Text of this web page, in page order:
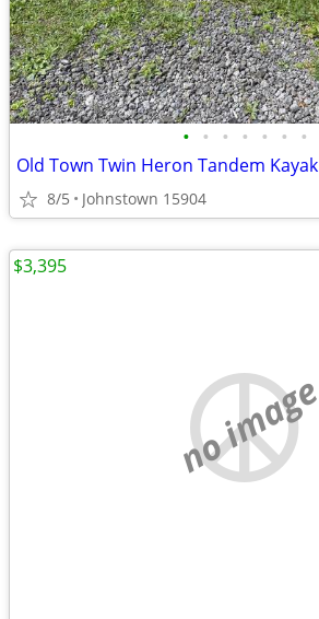
• • • • • • •
Old Town Twin Heron Tandem Kayak
8/5 Johnstown 15904
no image
$3,395